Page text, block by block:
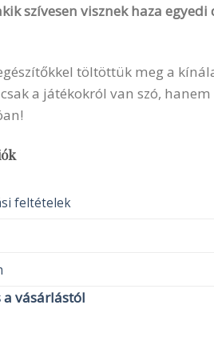
szívesen visznek haza egyedi
töltöttük meg a
a játékokról van szó,
feltételek
a vásárlástól